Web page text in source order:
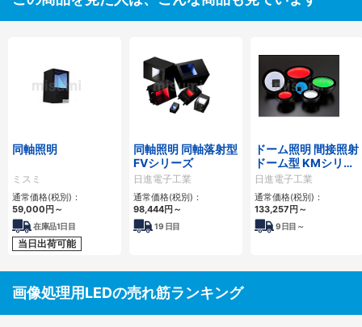
同軸照明
ミスミ
通常価格(税別)：
59,000 円 ～
在庫品1日目
当日出荷可能
同軸照明 同軸落射型
FVシリーズ
日進電子工業
通常価格(税別)：
98,444円 ～
19 日目
ドーム照明 間接照射
ドーム型 KMシリー
ズ
日進電子工業
通常価格(税別)：
133,257 円 ～
9日目～
画像処理用LEDの売れ筋ランキング